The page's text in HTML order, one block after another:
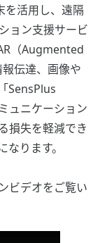
を活用し、遠隔
ョン支援サービ
（Augmented
伝達、画像や
SensPlus
ュニケーション
損失を軽減でき
ります。
ビデオをご覧い